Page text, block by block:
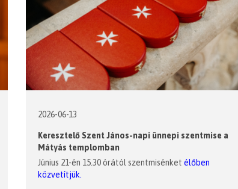
2026-06-13
Keresztelő Szent János-napi ünnepi szentmise a
Mátyás templomban
Június 21-én 15.30 órától szentmisénketélőben
közvetítjük.